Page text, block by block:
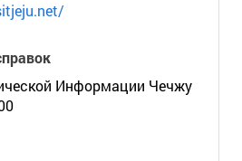
Информации Чечжу